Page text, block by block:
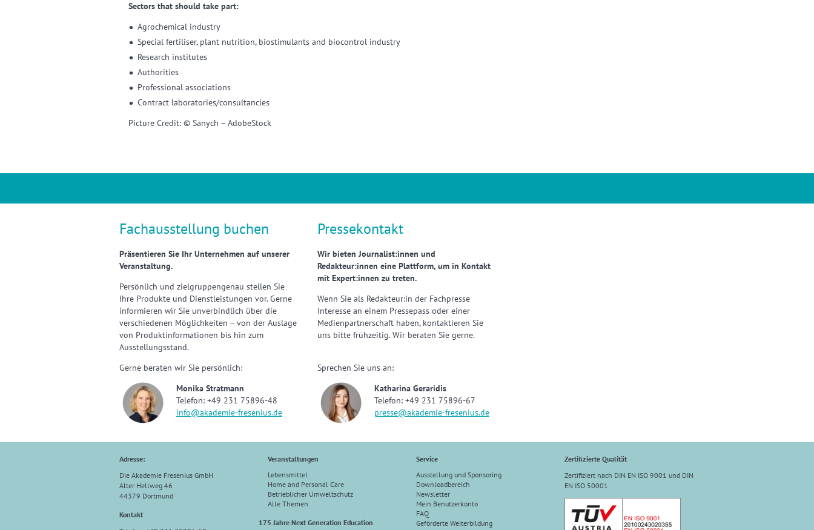
Sectors that should take part:
Agrochemical industry
Special fertiliser, plant nutrition, biostimulants and biocontrol industry
Research institutes
Authorities
Professional associations
Contract laboratories/consultancies
Picture Credit: © Sanych – AdobeStock
Fachausstellung buchen
Präsentieren Sie Ihr Unternehmen auf unserer
Veranstaltung.
Persönlich und zielgruppengenau stellen Sie
Ihre Produkte und Dienstleistungen vor. Gerne
informieren wir Sie unverbindlich über die
verschiedenen Möglichkeiten – von der Auslage
von Produktinformationen bis hin zum
Ausstellungsstand.
Gerne beraten wir Sie persönlich:
Monika Stratmann
Telefon: +49 231 75896-48
info@akademie-fresenius.de
Pressekontakt
Wir bieten Journalist:innen und
Redakteur:innen eine Plattform, um in Kontakt
mit Expert:innen zu treten.
Wenn Sie als Redakteur:in der Fachpresse
Interesse an einem Pressepass oder einer
Medienpartnerschaft haben, kontaktieren Sie
uns bitte frühzeitig. Wir beraten Sie gerne.
Sprechen Sie uns an:
Katharina Geraridis
Telefon: +49 231 75896-67
presse@akademie-fresenius.de
Adresse:
Die Akademie Fresenius GmbH
Alter Hellweg 46
44379 Dortmund
Kontakt
Veranstaltungen
Lebensmittel
Home and Personal Care
Betrieblicher Umweltschutz
Alle Themen
175 Jahre Next Generation Education
Service
Ausstellung und Sponsoring
Downloadbereich
Newsletter
Mein Benutzerkonto
FAQ
Geförderte Weiterbildung
Zertifizierte Qualität
Zertifiziert nach DIN EN ISO 9001 und DIN
EN ISO 50001